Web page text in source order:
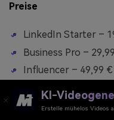
Preise
LinkedIn Starter –
Business Pro –
Influencer – 49,99 €
Bewertung
KI-
Erstelle mühelos Videos